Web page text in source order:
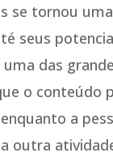
se tornou
seus
das
o conteúdo
a
outra